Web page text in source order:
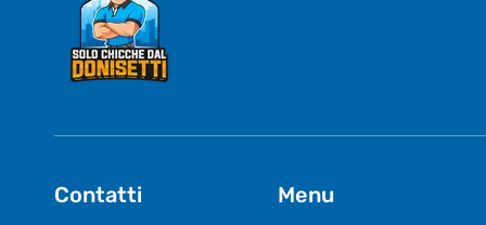
Contatti Menu